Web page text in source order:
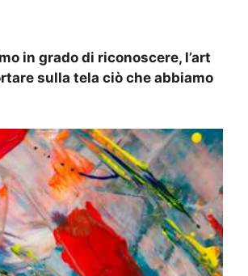
in grado di riconoscere, l’art
sulla tela ciò che abbiamo